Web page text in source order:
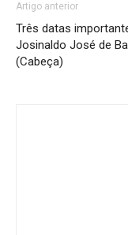
Artigo anterior
Três datas
Josinaldo José de
(Cabeça)